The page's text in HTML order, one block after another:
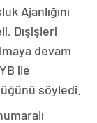
Ajanlığını
Dışişleri
devam
ile
söyledi.